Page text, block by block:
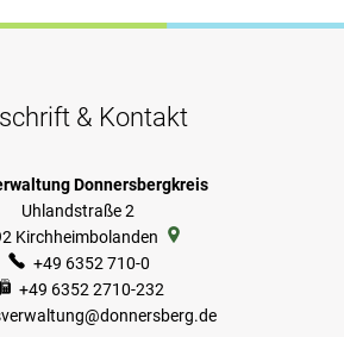
& Kontakt
Donnersbergkreis
Uhlandstraße 2
Kirchheimbolanden
+49 6352 710-0
+49 6352 2710-232